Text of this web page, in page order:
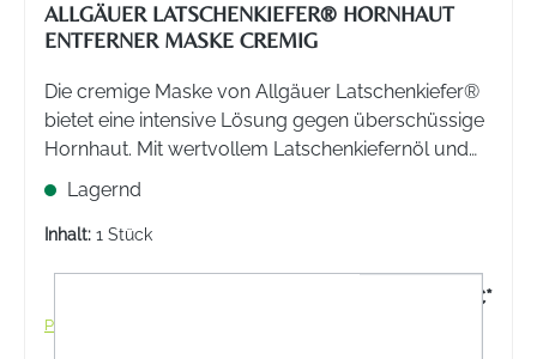
ALLGÄUER LATSCHENKIEFER® HORNHAUT
ENTFERNER MASKE CREMIG
Die cremige Maske von Allgäuer Latschenkiefer®
bietet eine intensive Lösung gegen überschüssige
Hornhaut. Mit wertvollem Latschenkiefernöl und
Salicylsäure sorgt sie für spürbar weichere Füße
nach der Anwendung.
Lagernd
Inhalt: 1 Stück
8,99 €*
Preise inkl. MwSt. zzgl. Versandkosten